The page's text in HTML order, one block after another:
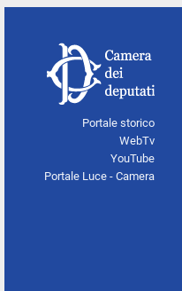
Portale storico
WebTv
YouTube
Portale Luce - Camera